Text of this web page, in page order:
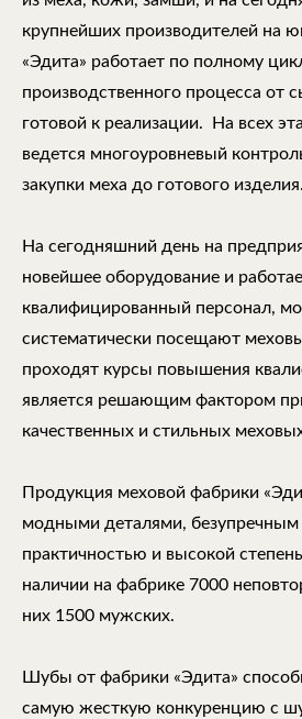
крупнейших производителей на
«Эдита» работает по полному
производственного процесса от
готовой к реализации. На всех
ведется многоуровневый
закупки меха до готового изделия.
На сегодняшний день на
новейшее оборудование и
квалифицированный персонал,
систематически посещают
проходят курсы повышения
является решающим фактором
качественных и стильных
Продукция меховой фабрики
модными деталями, безупречным
практичностью и высокой
наличии на фабрике 7000
них 1500 мужских.
Шубы от фабрики «Эдита»
самую жесткую конкуренцию с